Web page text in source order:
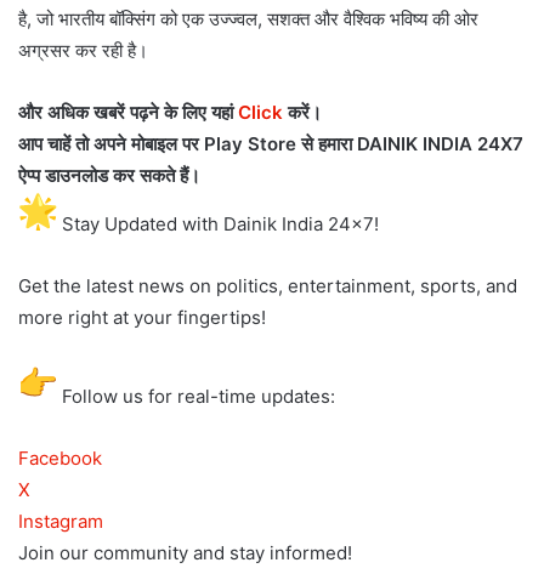
है, जो भारतीय बॉक्सिंग को एक उज्ज्वल, सशक्त और वैश्विक भविष्य की ओर
अग्रसर कर रही है।
और अधिक खबरें पढ़ने के लिए यहांClickकरें।
आप चाहें तो अपने मोबाइल पर Play Store से हमारा DAINIK INDIA 24X7
ऐप्प डाउनलोड कर सकते हैं।
Stay Updated with Dainik India 24×7!
Get the latest news on politics, entertainment, sports, and
more right at your fingertips!
Follow us for real-time updates:
Facebook
X
Instagram
Join our community and stay informed!